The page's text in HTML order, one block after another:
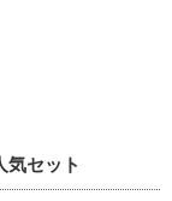
セット